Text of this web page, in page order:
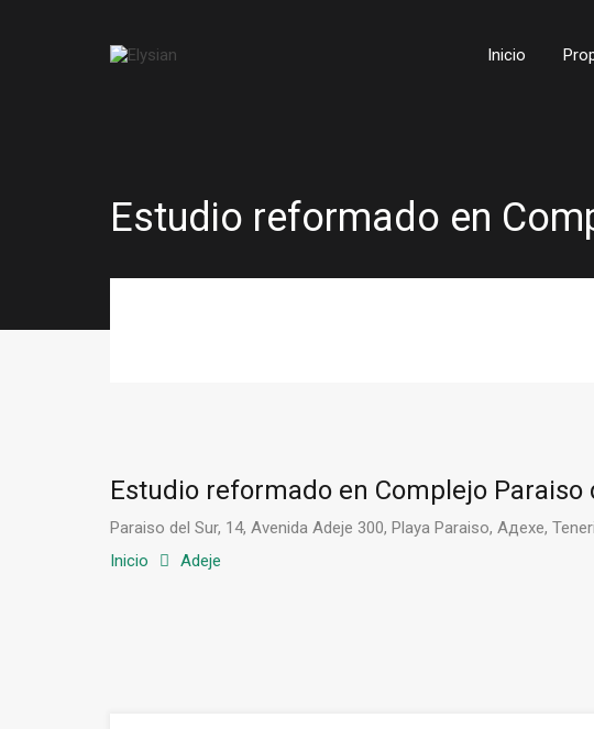
Inicio
Estudio reformado en
Estudio reformado en Complejo Paraiso
Paraiso del Sur, 14, Avenida Adeje 300, Playa Paraiso, Адехе,
Inicio
Adeje